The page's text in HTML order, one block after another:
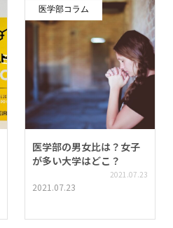
医学部コラム
医学部の男女比は？女子
が多い大学はどこ？
2021.07.23
2021.07.23